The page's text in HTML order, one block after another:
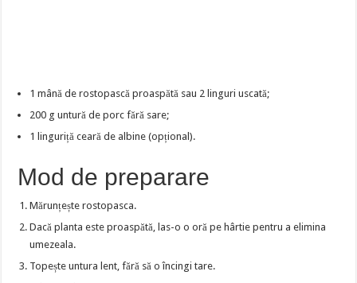
1 mână de rostopască proaspătă sau 2 linguri uscată;
200 g untură de porc fără sare;
1 linguriță ceară de albine (opțional).
Mod de preparare
Mărunțește rostopasca.
Dacă planta este proaspătă, las-o o oră pe hârtie pentru a elimina
umezeala.
Topește untura lent, fără să o încingi tare.